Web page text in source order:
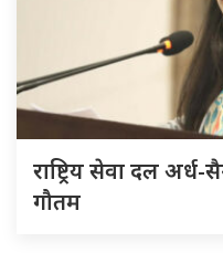
राष्ट्रिय सेवा दल अर्ध-
गौतम